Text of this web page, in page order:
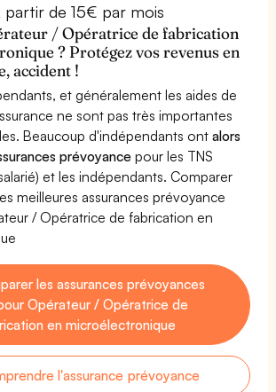
partir de 15€ par mois
/ Opératrice de fabrication
? Protégez vos revenus en
accident !
et généralement les aides de
ne sont pas très importantes
Beaucoup d'indépendants ontalors
prévoyance pour les TNS
et les indépendants. Comparer
meilleures assurances prévoyance
/ Opératrice de fabrication en
les assurances prévoyances
Opérateur / Opératrice de
en microélectronique
l'assurance prévoyance